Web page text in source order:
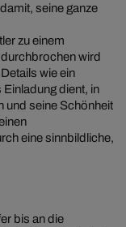
seine ganze
zu einem
wird
wie ein
dient, in
und seine Schönheit
eine sinnbildliche,
bis an die